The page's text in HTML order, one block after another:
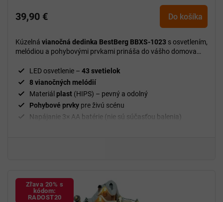
produktu
5,0
z
hviezdičiek.
39,90 € Do košíka
Kúzelná vianočná dedinka BestBerg BBXS-1023 s osvetlením,
melódiou a pohybovými prvkami prináša do vášho domova
LED osvetlenie – 43 svetielok
8 vianočných melódií
Materiál plast (HIPS) – pevný a odolný
Pohybové prvky pre živú scénu
Napájanie 3× AA batérie (nie sú súčasťou balenia)
Zľava 20% s
kódom:
RADOST20